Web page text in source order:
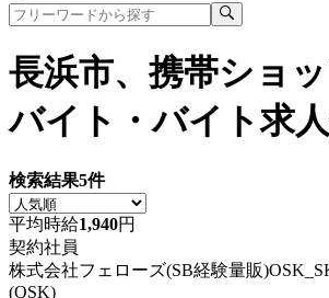
長浜市、携帯ショ
バイト・バイト求
検索結果5件
平均時給1,940円
契約社員
株式会社フェローズ(SB経験量販
(OSK)